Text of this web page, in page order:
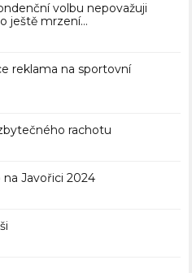
volbu nepovažuji
ještě mrzení…
reklama na sportovní
rachotu
na Javořici 2024